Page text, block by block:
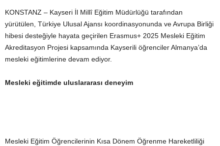
KONSTANZ – Kayseri İl Millî Eğitim Müdürlüğü tarafından
yürütülen, Türkiye Ulusal Ajansı koordinasyonunda ve Avrupa Birliği
hibesi desteğiyle hayata geçirilen Erasmus+ 2025 Mesleki Eğitim
Akreditasyon Projesi kapsamında Kayserili öğrenciler Almanya’da
mesleki eğitimlerine devam ediyor.
Mesleki eğitimde uluslararası deneyim
Mesleki Eğitim Öğrencilerinin Kısa Dönem Öğrenme Hareketliliği